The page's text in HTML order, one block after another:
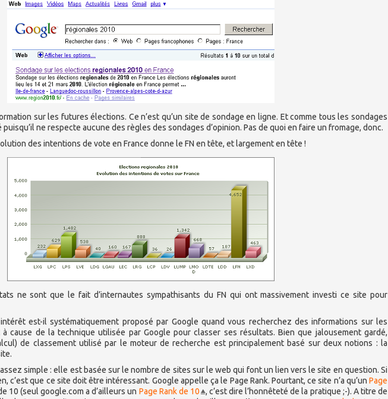
sur les futures élections. Ce n’est qu’un site de sondage en ligne. Et comme tous les sondages
puisqu’il ne respecte aucune des règles des sondages d’opinion. Pas de quoi en faire un fromage, donc.
des intentions de vote en France donne le FN en tête, et largement en tête !
ne sont que le fait d’internautes sympathisants du FN qui ont massivement investi ce site pour
est-il systématiquement proposé par Google quand vous recherchez des informations sur les
à cause de la technique utilisée par Google pour classer ses résultats. Bien que jalousement gardé,
de classement utilisé par le moteur de recherche est principalement basé sur deux notions : la
simple : elle est basée sur le nombre de sites sur le web qui font un lien vers le site en question. Si
c’est que ce site doit être intéressant. Google appelle ça le Page Rank. Pourtant, ce site n’a qu’un Page
10 (seul google.com a d’ailleurs un Page Rank de 10
, c’est dire l’honnêteté de la pratique ;-). A titre de